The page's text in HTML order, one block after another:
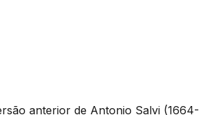
anterior de Antonio Salvi (1664-